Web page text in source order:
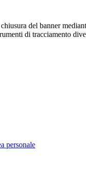
del banner
di tracciamento
personale